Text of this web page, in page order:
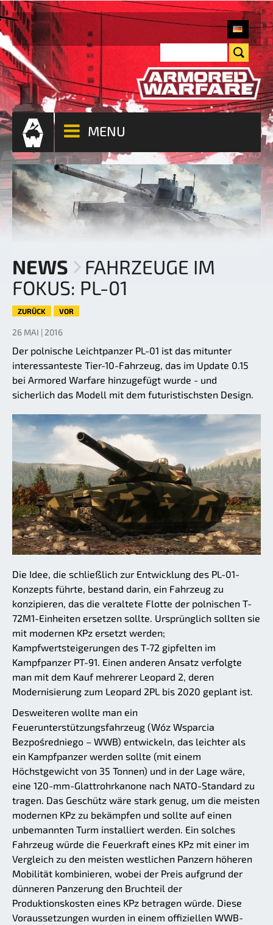
MENU
NEWS
FAHRZEUGE IM
FOKUS: PL-01
ZURÜCK VOR
26 MAI | 2016
Der polnische Leichtpanzer PL-01 ist das mitunter
interessanteste Tier-10-Fahrzeug, das im Update 0.15
bei Armored Warfare hinzugefügt wurde - und
sicherlich das Modell mit dem futuristischsten Design.
Die Idee, die schließlich zur Entwicklung des PL-01-
Konzepts führte, bestand darin, ein Fahrzeug zu
konzipieren, das die veraltete Flotte der polnischen T-
72M1-Einheiten ersetzen sollte. Ursprünglich sollten sie
mit modernen KPz ersetzt werden;
Kampfwertsteigerungen des T-72 gipfelten im
Kampfpanzer PT-91. Einen anderen Ansatz verfolgte
man mit dem Kauf mehrerer Leopard 2, deren
Modernisierung zum Leopard 2PL bis 2020 geplant ist.
Desweiteren wollte man ein
Feuerunterstützungsfahrzeug (Wóz Wsparcia
Bezpośredniego – WWB) entwickeln, das leichter als
ein Kampfpanzer werden sollte (mit einem
Höchstgewicht von 35 Tonnen) und in der Lage wäre,
eine 120-mm-Glattrohrkanone nach NATO-Standard zu
tragen. Das Geschütz wäre stark genug, um die meisten
modernen KPz zu bekämpfen und sollte auf einen
unbemannten Turm installiert werden. Ein solches
Fahrzeug würde die Feuerkraft eines KPz mit einer im
Vergleich zu den meisten westlichen Panzern höheren
Mobilität kombinieren, wobei der Preis aufgrund der
dünneren Panzerung den Bruchteil der
Produktionskosten eines KPz betragen würde. Diese
Voraussetzungen wurden in einem offiziellen WWB-